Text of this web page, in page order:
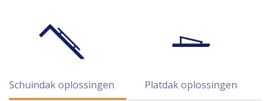
Schuindak oplossingen Platdak oplossingen